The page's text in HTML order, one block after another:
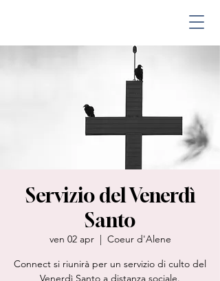
Servizio del Venerdì
Santo
ven 02 apr
  |
Coeur d'Alene
Connect si riunirà per un servizio di culto del
Venerdì Santo a distanza sociale.